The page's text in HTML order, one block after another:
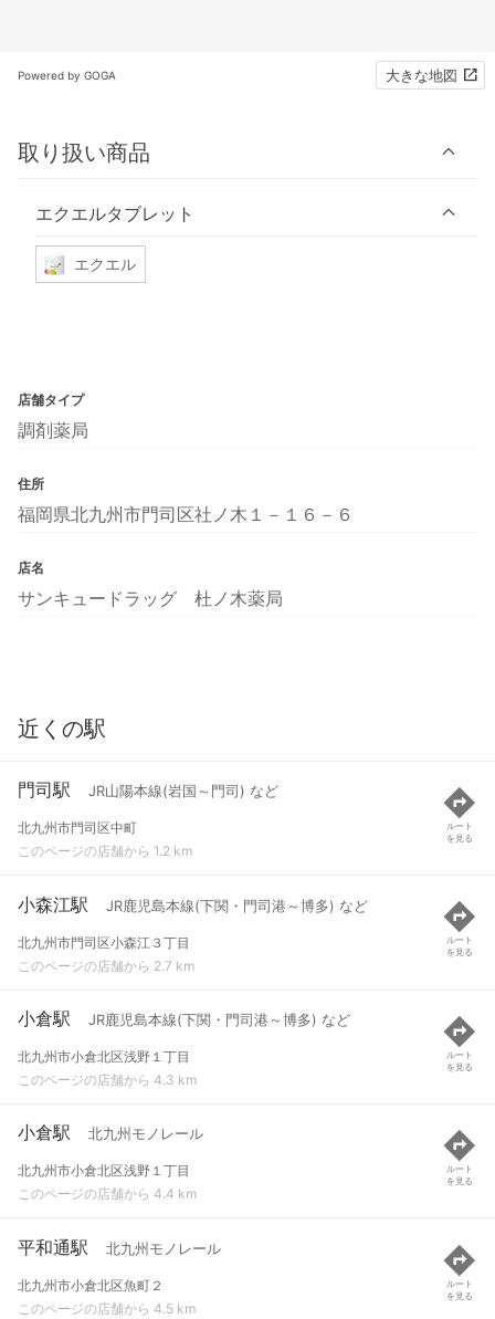
Powered by GOGA 大きな地図
取り扱い商品
エクエルタブレット
エクエル
店舗タイプ
調剤薬局
住所
福岡県北九州市門司区社ノ木１－１６－６
店名
サンキュードラッグ 杜ノ木薬局
近くの駅
門司駅 JR山陽本線(岩国～門司) など
北九州市門司区中町
このページの店舗から 1.2 km
ルート
を見る
小森江駅 JR鹿児島本線(下関・門司港～博多) など
北九州市門司区小森江３丁目
このページの店舗から 2.7 km
ルート
を見る
小倉駅 JR鹿児島本線(下関・門司港～博多) など
北九州市小倉北区浅野１丁目
このページの店舗から 4.3 km
ルート
を見る
小倉駅 北九州モノレール
北九州市小倉北区浅野１丁目
このページの店舗から 4.4 km
ルート
を見る
平和通駅 北九州モノレール
北九州市小倉北区魚町２
このページの店舗から 4.5 km
ルート
を見る